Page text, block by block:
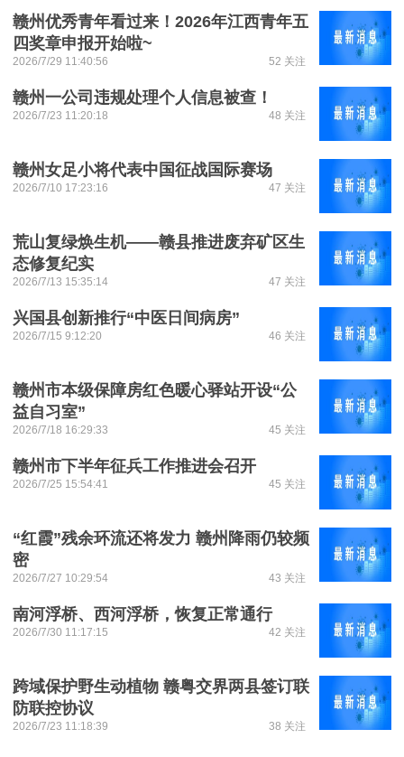
赣州优秀青年看过来！2026年江西青年五
四奖章申报开始啦~
2026/7/29 11:40:56 52 关注
赣州一公司违规处理个人信息被查！
2026/7/23 11:20:18 48 关注
赣州女足小将代表中国征战国际赛场
2026/7/10 17:23:16 47 关注
荒山复绿焕生机——赣县推进废弃矿区生
态修复纪实
2026/7/13 15:35:14 47 关注
兴国县创新推行“中医日间病房”
2026/7/15 9:12:20 46 关注
赣州市本级保障房红色暖心驿站开设“公
益自习室”
2026/7/18 16:29:33 45 关注
赣州市下半年征兵工作推进会召开
2026/7/25 15:54:41 45 关注
“红霞”残余环流还将发力 赣州降雨仍较频
密
2026/7/27 10:29:54 43 关注
南河浮桥、西河浮桥，恢复正常通行
2026/7/30 11:17:15 42 关注
跨域保护野生动植物 赣粤交界两县签订联
防联控协议
2026/7/23 11:18:39 38 关注